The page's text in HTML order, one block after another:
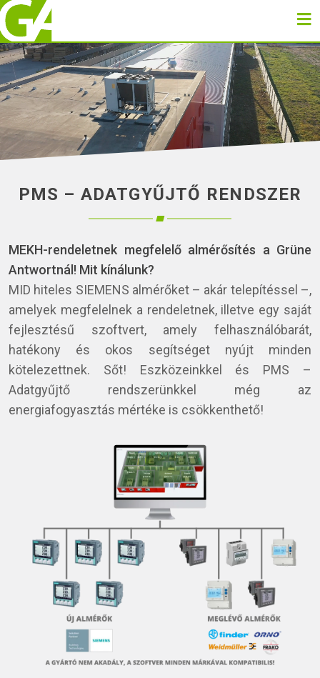
PMS – ADATGYŰJTŐ RENDSZER
MEKH-rendeletnek megfelelő almérősítés a Grüne
Antwortnál! Mit kínálunk?
MID hiteles SIEMENS almérőket – akár telepítéssel –,
amelyek megfelelnek a rendeletnek, illetve egy saját
fejlesztésű szoftvert, amely felhasználóbarát,
hatékony és okos segítséget nyújt minden
kötelezettnek. Sőt! Eszközeinkkel és PMS –
Adatgyűjtő rendszerünkkel még az
energiafogyasztás mértéke is csökkenthető!